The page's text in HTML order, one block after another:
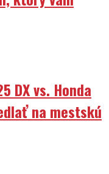
DX vs. Honda
na mestskú